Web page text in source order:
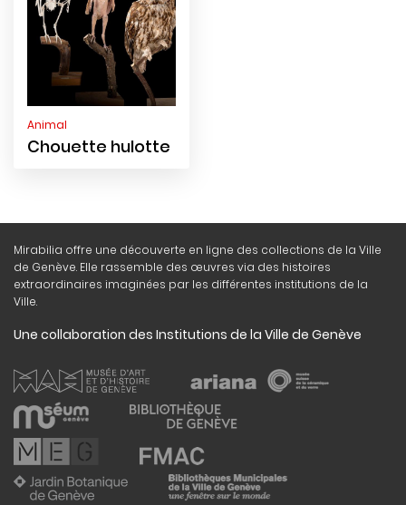
Animal
Chouette hulotte
Mirabilia offre une découverte en ligne des collections de la Ville
de Genève. Elle rassemble des œuvres via des histoires
extraordinaires imaginées par les différentes institutions de la
Ville.
Une collaboration des Institutions de la Ville de Genève